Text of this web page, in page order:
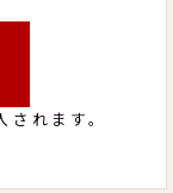
れます。